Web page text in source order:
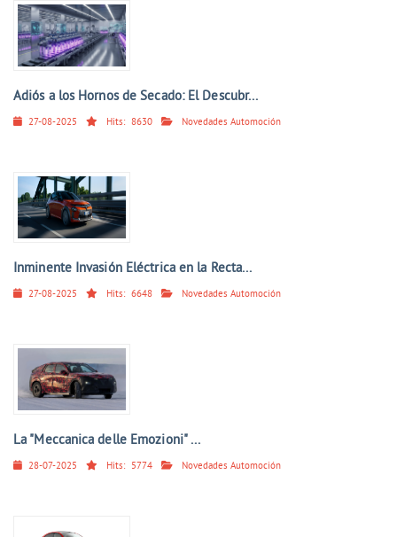
Adiós a los Hornos de Secado: El Descubr...
27-08-2025 Hits: 8630 Novedades Automoción
Inminente Invasión Eléctrica en la Recta...
27-08-2025 Hits: 6648 Novedades Automoción
La "Meccanica delle Emozioni" ...
28-07-2025 Hits: 5774 Novedades Automoción